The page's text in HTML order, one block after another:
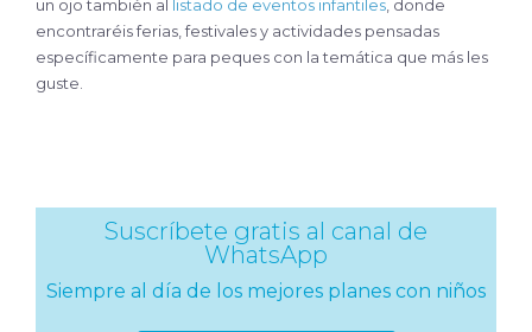
un ojo también al listado de eventos infantiles , donde
encontraréis ferias, festivales y actividades pensadas
específicamente para peques con la temática que más les
guste.
Suscríbete gratis al canal de
WhatsApp
Siempre al día de los mejores planes con niños